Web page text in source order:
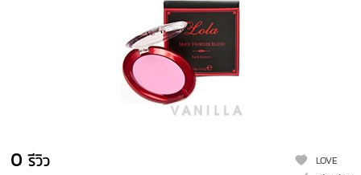
0 รีวิว
LOVE